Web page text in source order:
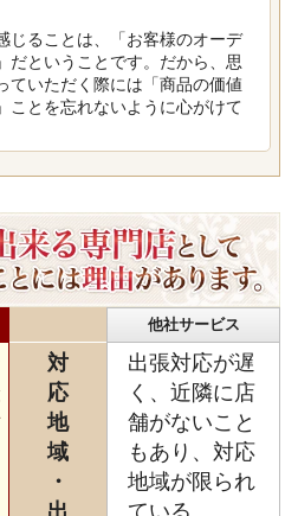
じることは、「お客様のオーデ
だということです。だから、思
ていただく際には「商品の価値
ことを忘れないように心がけて
他社サービス
対
応
地
域
・
出
出張対応が遅
く、近隣に店
舗がないこと
もあり、対応
地域が限られ
ている